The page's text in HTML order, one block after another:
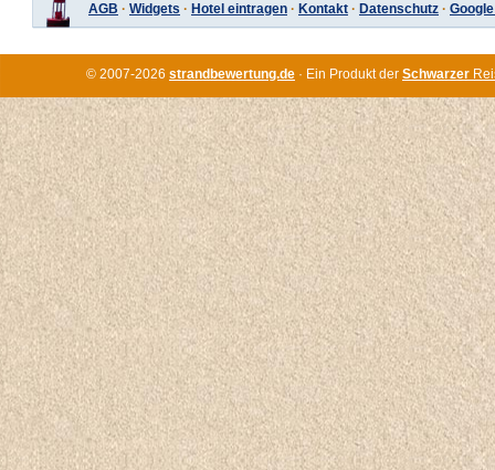
AGB · Widgets · Hotel eintragen · Kontakt · Datenschutz ·
© 2007-2026 strandbewertung.de · Ein Produkt der Schwarzer